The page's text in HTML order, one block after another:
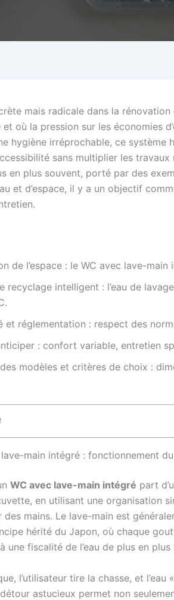
mais radicale dans la rénovation
où la pression sur les économies
hygiène irréprochable, ce
sans multiplier les
en plus souvent, porté par des
et d’espace, il y a un objectif
de l’espace : le WC avec lave-
recyclage intelligent : l’eau de
et réglementation : respect des
: confort variable, entretien
modèles et critères de choix :
main intégré : fonctionnement
WC avec lave-main intégré part
en utilisant une organisation
des mains. Le lave-main est
hérité du Japon, où chaque
une fiscalité de l’eau de plus en plus
l’utilisateur tire la chasse, et
astucieux permet non